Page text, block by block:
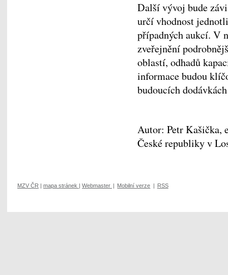
Další vývoj bude
určí vhodnost
případných aukcí. V
zveřejnění
oblastí, odhadů
informace budou
budoucích
Autor: Petr Kašička,
České republiky v
MZV ČR | mapa stránek | Webmaster | Mobilní verze | RSS